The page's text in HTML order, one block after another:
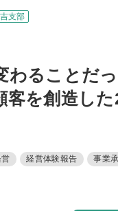
部会活動
その他の活動
づくり
SDGS
支部
わることだ
客を創造した
経営体験報告 事業